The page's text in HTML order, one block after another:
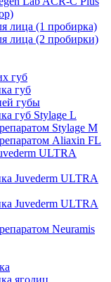
лица (1 пробирка)
лица (2 пробирки)
губ
губ
губы
губ Stylage L
Stylage M
Aliaxin FL
ULTRA
Juvederm ULTRA
Juvederm ULTRA
Neuramis
ягодиц